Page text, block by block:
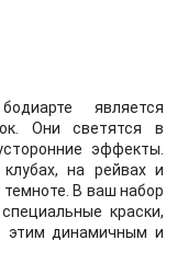
является
Они светятся в
эффекты.
на рейвах и
В ваш набор
краски,
этим динамичным и